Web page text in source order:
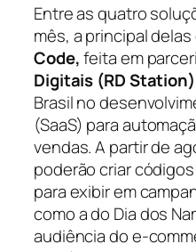
Entre as quatro
mês, a principal
Code,feita em
Digitais (RD Station)
Brasil no
(SaaS) para
vendas. A partir de
poderão criar
para exibir em
como a do Dia dos
audiência do e-